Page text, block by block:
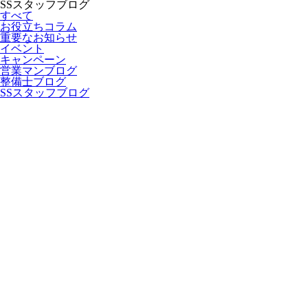
SSスタッフブログ
すべて
お役立ちコラム
重要なお知らせ
イベント
キャンペーン
営業マンブログ
整備士ブログ
SSスタッフブログ